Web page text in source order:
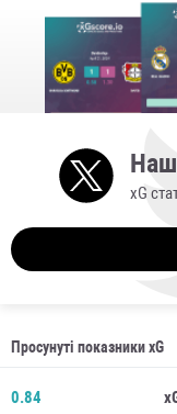
xG
Просунуті показники xG
0.84